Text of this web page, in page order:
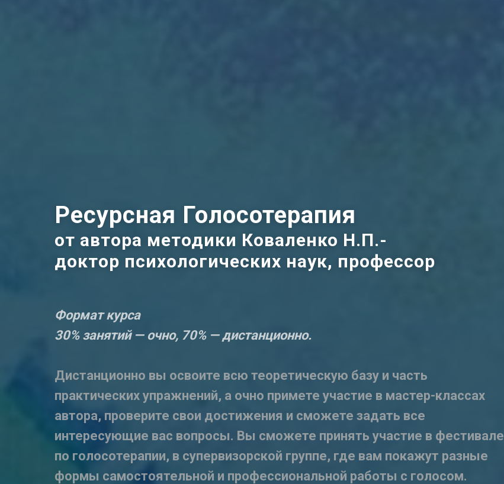
Ресурсная Голосотерапия
от автора методики Коваленко Н.П.-
доктор психологических наук, профессор
Формат курса
30% занятий — очно, 70% — дистанционно.
Дистанционно вы освоите всю теоретическую базу и часть
практических упражнений, а очно примете участие в мастер-классах
автора, проверите свои достижения и сможете задать все
интересующие вас вопросы. Вы сможете принять участие в фестивале
по голосотерапии, в супервизорской группе, где вам покажут разные
формы самостоятельной и профессиональной работы с голосом.